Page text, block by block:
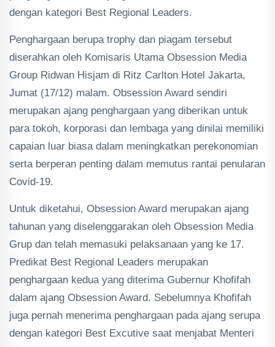
dengan kategori Best Regional Leaders.
Penghargaan berupa trophy dan piagam tersebut
diserahkan oleh Komisaris Utama Obsession Media
Group Ridwan Hisjam di Ritz Carlton Hotel Jakarta,
Jumat (17/12) malam. Obsession Award sendiri
merupakan ajang penghargaan yang diberikan untuk
para tokoh, korporasi dan lembaga yang dinilai memiliki
capaian luar biasa dalam meningkatkan perekonomian
serta berperan penting dalam memutus rantai penularan
Covid-19.
Untuk diketahui, Obsession Award merupakan ajang
tahunan yang diselenggarakan oleh Obsession Media
Grup dan telah memasuki pelaksanaan yang ke 17.
Predikat Best Regional Leaders merupakan
penghargaan kedua yang diterima Gubernur Khofifah
dalam ajang Obsession Award. Sebelumnya Khofifah
juga pernah menerima penghargaan pada ajang serupa
dengan kategori Best Excutive saat menjabat Menteri